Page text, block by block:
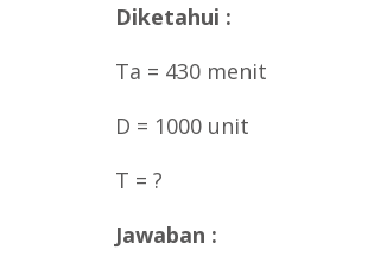
Diketahui :
Ta = 430 menit
D = 1000 unit
T = ?
Jawaban :